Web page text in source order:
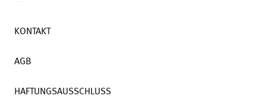
KONTAKT
AGB
HAFTUNGSAUSSCHLUSS